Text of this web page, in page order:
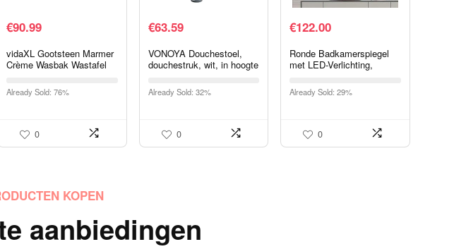
€90.99
vidaXL Gootsteen Marmer
Crème Wasbak Wastafel
Wasbakken Bak
Already Sold: 76%
0
€63.59
VONOYA Douchestoel,
douchestruk, wit, in hoogte
armleuning en rugleuning,
antislip douchestoel…
Already Sold: 32%
0
€122.00
Ronde Badkamerspiegel
met LED-Verlichting,
Anticondens voor
Badkamer, Slaapkamer,
Already Sold: 29%
0
KOPEN
aanbiedingen